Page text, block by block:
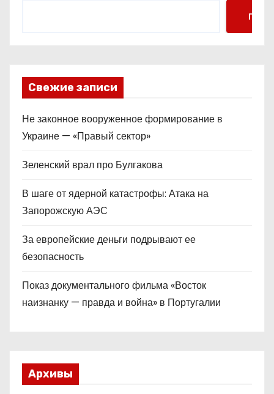
Поиск
Свежие записи
Не законное вооруженное формирование в
Украине — «Правый сектор»
Зеленский врал про Булгакова
В шаге от ядерной катастрофы: Атака на
Запорожскую АЭС
За европейские деньги подрывают ее
безопасность
Показ документального фильма «Восток
наизнанку — правда и война» в Португалии
Архивы